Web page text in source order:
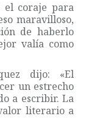
el coraje para
maravilloso,
de haberlo
valía como
dijo: «El
un estrecho
a escribir. La
literario a